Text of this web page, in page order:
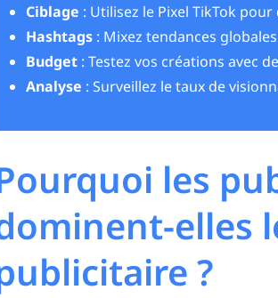
Ciblage : Utilisez le Pixel TikTok
Hashtags : Mixez tendances
Budget : Testez vos créations avec
Analyse : Surveillez le taux de
les
elles
?